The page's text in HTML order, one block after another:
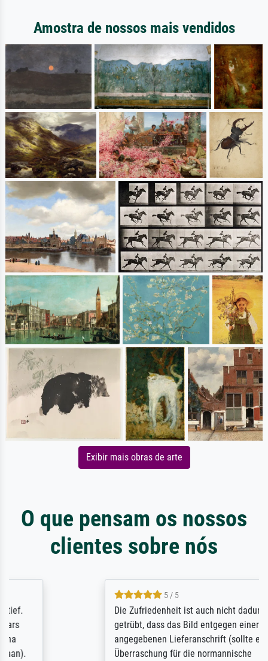
Amostra de nossos mais vendidos
Exibir mais obras de arte
O que pensam os nossos
clientes sobre nós
Die Zufriedenheit ist auch nicht dadurch
getrübt, dass das Bild entgegen einer
angegebenen Lieferanschrift (sollte eine
Überraschung für die normannische